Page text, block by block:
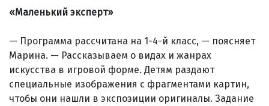
«Маленький эксперт»
— Программа рассчитана на 1-4-й класс, — поясняет
Марина. — Рассказываем о видах и жанрах
искусства в игровой форме. Детям раздают
специальные изображения с фрагментами картин,
чтобы они нашли в экспозиции оригиналы. Задание